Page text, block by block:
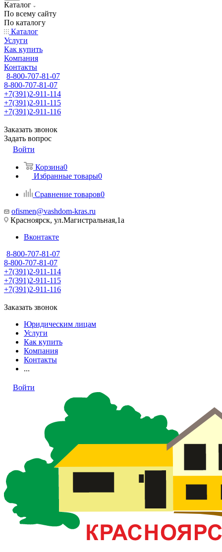
Каталог
По всему сайту
По каталогу
Каталог
Услуги
Как купить
Компания
Контакты
8-800-707-81-07
8-800-707-81-07
+7(391)2-911-114
+7(391)2-911-115
+7(391)2-911-116
Заказать звонок
Задать вопрос
Войти
Корзина0
Избранные товары0
Сравнение товаров0
ofismen@vashdom-kras.ru
Красноярск, ул.Магистральная,1а
Вконтакте
8-800-707-81-07
8-800-707-81-07
+7(391)2-911-114
+7(391)2-911-115
+7(391)2-911-116
Заказать звонок
Юридическим лицам
Услуги
Как купить
Компания
Контакты
...
Войти